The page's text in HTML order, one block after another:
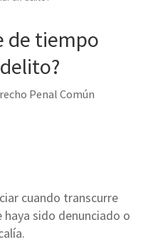
de tiempo
Penal Común
cuando transcurre
sido denunciado o